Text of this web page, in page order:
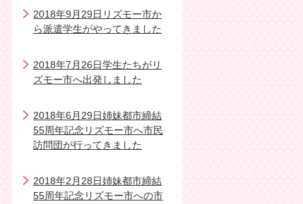
2018年9月29日リズモー市か
ら派遣学生がやってきました
2018年7月26日学生たちがリ
ズモー市へ出発しました
2018年6月29日姉妹都市締結
55周年記念リズモー市へ市民
訪問団が行ってきました
2018年2月28日姉妹都市締結
55周年記念リズモー市への市